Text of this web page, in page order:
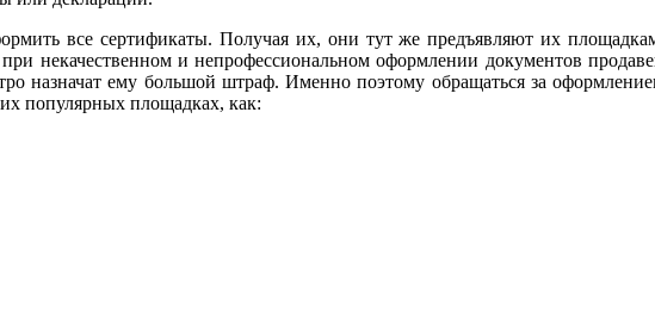
все сертификаты. Получая их, они тут же предъявляют их
некачественном и непрофессиональном оформлении документов
назначат ему большой штраф. Именно поэтому обращаться за
популярных площадках, как: